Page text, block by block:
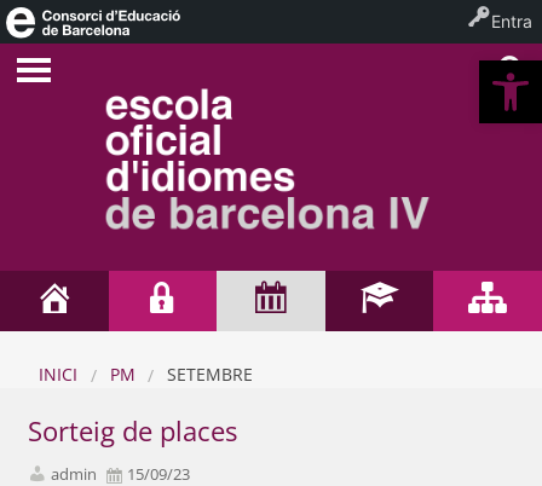
INICI PM SETEMBRE
Sorteig de places
admin 15/09/23
Entra